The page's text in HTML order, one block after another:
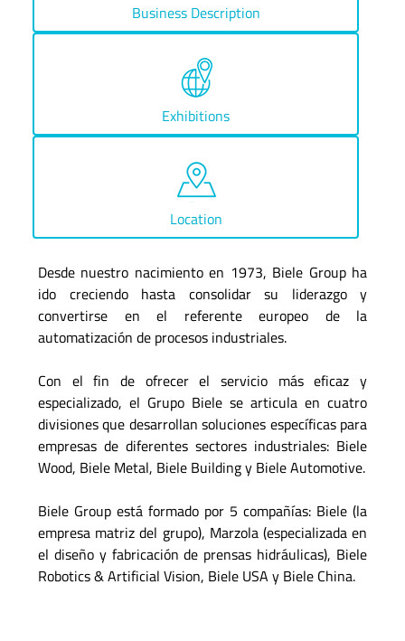
Business Description
Exhibitions
Location
Desde nuestro nacimiento en 1973, Biele Group ha
ido creciendo hasta consolidar su liderazgo y
convertirse en el referente europeo de la
automatización de procesos industriales.
Con el fin de ofrecer el servicio más eficaz y
especializado, el Grupo Biele se articula en cuatro
divisiones que desarrollan soluciones específicas para
empresas de diferentes sectores industriales: Biele
Wood, Biele Metal, Biele Building y Biele Automotive.
Biele Group está formado por 5 compañías: Biele (la
empresa matriz del grupo), Marzola (especializada en
el diseño y fabricación de prensas hidráulicas), Biele
Robotics & Artificial Vision, Biele USA y Biele China.